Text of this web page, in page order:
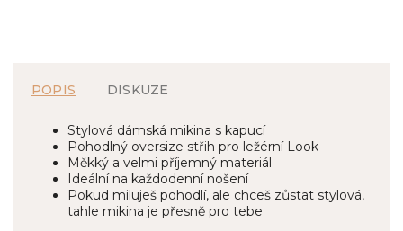
POPIS DISKUZE
Stylová dámská mikina s kapucí
Pohodlný oversize střih pro ležérní Look
Měkký a velmi příjemný materiál
Ideální na každodenní nošení
Pokud miluješ pohodlí, ale chceš zůstat stylová,
tahle mikina je přesně pro tebe